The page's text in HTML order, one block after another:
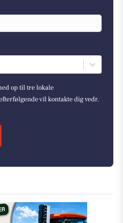
op til tre lokale
vil kontakte dig vedr.